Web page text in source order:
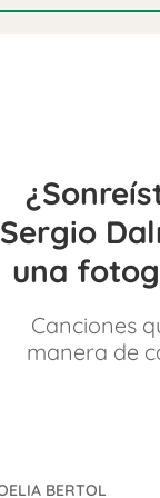
Sergio
una
Canciones
manera de
BERTOL